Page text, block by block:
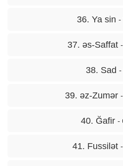
36. Ya sin -
37. əs-Saffat
38. Sad -
39. əz-Zumər
40. Ğafir -
41. Fussilət